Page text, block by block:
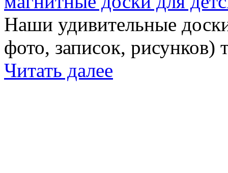
Наши удивительные
фото, записок,
Читать далее